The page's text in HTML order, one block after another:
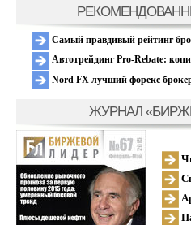
Самый правдивый рейтинг
Автотрейдинг Pro-Rebate:
Nord FX лучший форекс
ЖУРНАЛ